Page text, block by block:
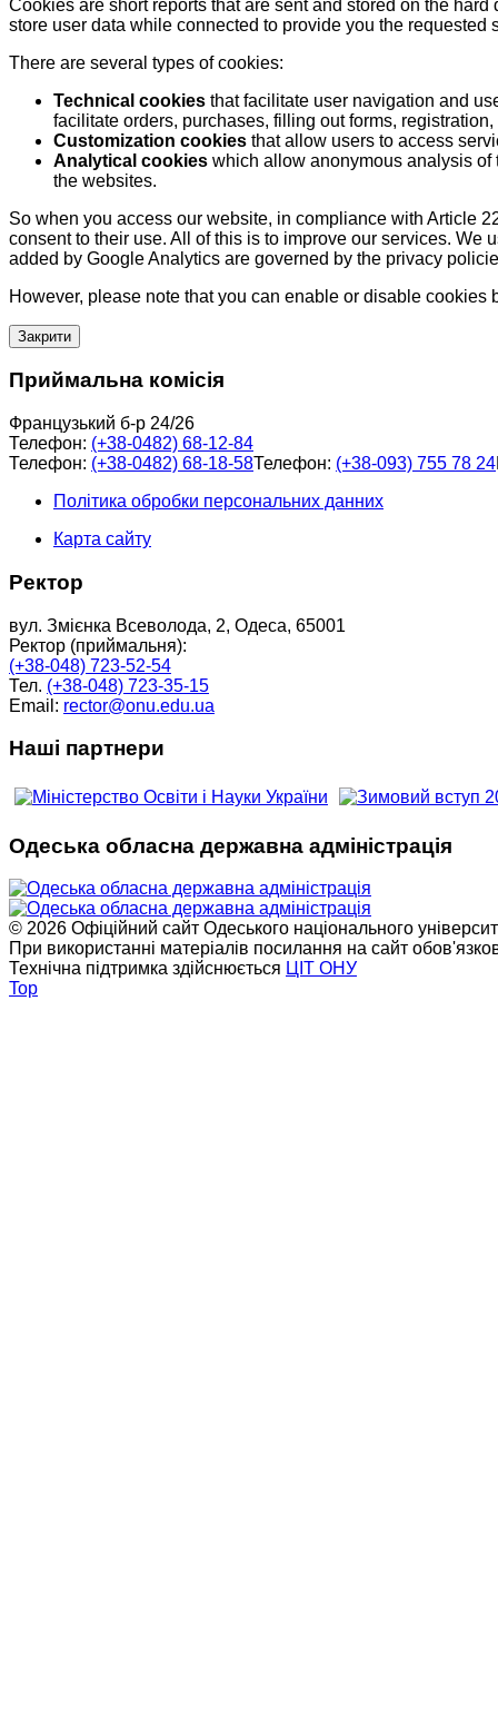
Cookies are short reports that are sent and stored on the
store user data while connected to provide you the
There are several types of cookies:
Technical cookies that facilitate user navigation and
facilitate orders, purchases, filling out forms,
Customization cookies that allow users to access
Analytical cookies which allow anonymous analysis
the websites.
So when you access our website, in compliance with Article
consent to their use. All of this is to improve our services.
added by Google Analytics are governed by the privacy
However, please note that you can enable or disable cookies
Закрити
Приймальна комісія
Французький б-р 24/26
Телефон: (+38-0482) 68-12-84
Телефон: (+38-0482) 68-18-58Телефон: (+38-093) 755 78 24
Політика обробки персональних данних
Карта сайту
Ректор
вул. Змієнка Всеволода, 2, Одеса, 65001
Ректор (приймальня):
(+38-048) 723-52-54
Тел. (+38-048) 723-35-15
Email: rector@onu.edu.ua
Наші партнери
Одеська обласна державна адміністрація
© 2026 Офіційний сайт Одеського національного
При використанні матеріалів посилання на сайт
Технічна підтримка здійснюється ЦІТ ОНУ
Top